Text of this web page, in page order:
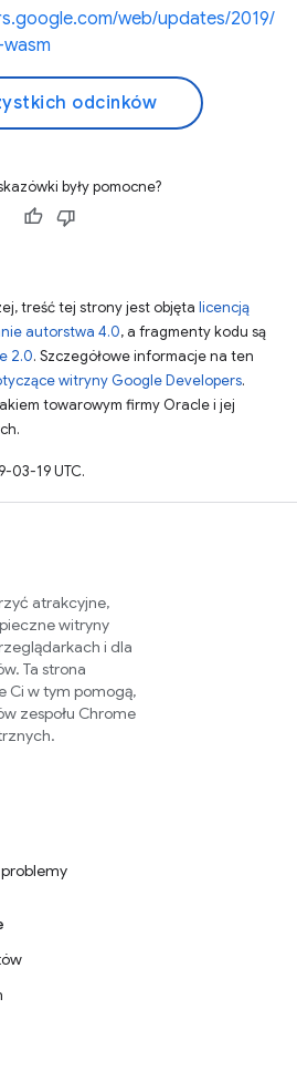
web/updates/2019/
odcinków
były pomocne?
treść tej strony jest objęta licencją
autorstwa 4.0, a fragmenty kodu są
2.0. Szczegółowe informacje na ten
witryny Google Developers.
towarowym firmy Oracle i jej
03-19 UTC.
atrakcyjne,
witryny
i dla
Ta strona
Ci w tym pomogą,
zespołu Chrome